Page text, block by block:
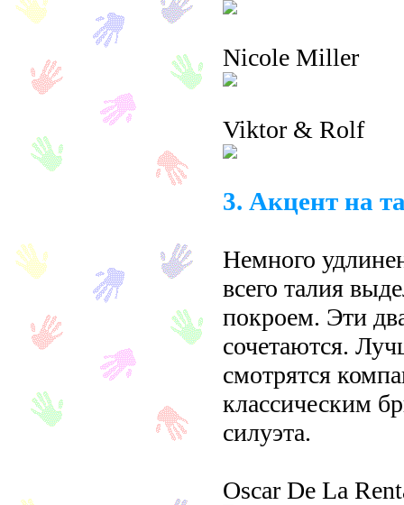
Nicole Miller
Viktor & Rolf
3. Акцент на
Немного
всего талия
покроем. Эти
сочетаются.
смотрятся
классическим
силуэта.
Oscar De La